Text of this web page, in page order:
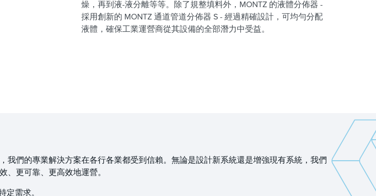
燥，再到液-液分離等等。除了規整填料外，MONTZ 的液體分佈器 -
採用創新的 MONTZ 通道管道分佈器 S - 經過精確設計，可均勻分配
液體，確保工業運營商從其設備的全部潛力中受益。
們的專業解決方案在各行各業都受到信賴。無論是設計新系統還是增強現有系統，我們
更可靠、更高效地運營。
需求。